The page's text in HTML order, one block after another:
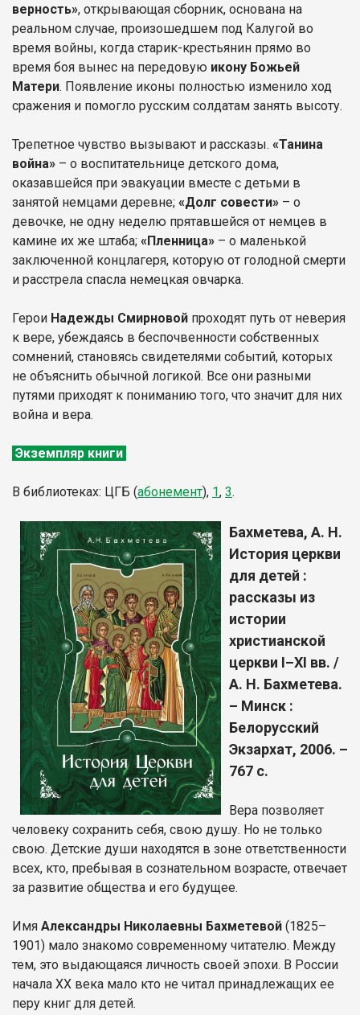
верность», открывающая сборник, основана на
реальном случае, произошедшем под Калугой во
время войны, когда старик-крестьянин прямо во
время боя вынес на передовую икону Божьей
Матери. Появление иконы полностью изменило ход
сражения и помогло русским солдатам занять высоту.
Трепетное чувство вызывают и рассказы. «Танина
война» – о воспитательнице детского дома,
оказавшейся при эвакуации вместе с детьми в
занятой немцами деревне; «Долг совести» – о
девочке, не одну неделю прятавшейся от немцев в
камине их же штаба; «Пленница» – о маленькой
заключенной концлагеря, которую от голодной смерти
и расстрела спасла немецкая овчарка.
Герои Надежды Смирновой проходят путь от неверия
к вере, убеждаясь в беспочвенности собственных
сомнений, становясь свидетелями событий, которых
не объяснить обычной логикой. Все они разными
путями приходят к пониманию того, что значит для них
война и вера.
Экземпляр книги
В библиотеках: ЦГБ (абонемент), 1, 3.
Бахметева, А. Н.
История церкви
для детей :
рассказы из
истории
христианской
церкви I–XI вв. /
А. Н. Бахметева.
– Минск :
Белорусский
Экзархат, 2006. –
767 с.
Вера позволяет
человеку сохранить себя, свою душу. Но не только
свою. Детские души находятся в зоне ответственности
всех, кто, пребывая в сознательном возрасте, отвечает
за развитие общества и его будущее.
Имя Александры Николаевны Бахметевой (1825–
1901) мало знакомо современному читателю. Между
тем, это выдающаяся личность своей эпохи. В России
начала XX века мало кто не читал принадлежащих ее
перу книг для детей.